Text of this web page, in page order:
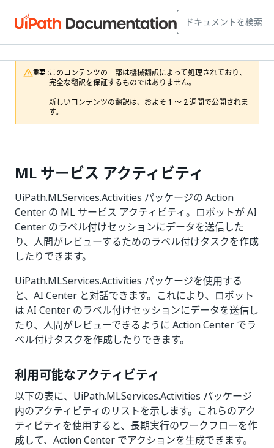
重要 :このコンテンツの一部は機械翻訳によって処理されており、
完全な翻訳を保証するものではありません。
新しいコンテンツの翻訳は、およそ 1 ～ 2 週間で公開されま
す。
ML サービス アクティビティ
UiPath.MLServices.Activities パッケージの Action
Center の ML サービス アクティビティ。ロボットが AI
Center のラベル付けセッションにデータを送信した
り、人間がレビューするためのラベル付けタスクを作成
したりできます。
UiPath.MLServices.Activities パッケージを使用する
と、AI Center と対話できます。これにより、ロボット
は AI Center のラベル付けセッションにデータを送信し
たり、人間がレビューできるように Action Center でラ
ベル付けタスクを作成したりできます。
利用可能なアクティビティ
以下の表に、UiPath.MLServices.Activities パッケージ
内のアクティビティのリストを示します。これらのアク
ティビティを使用すると、長期実行のワークフローを作
成して、Action Center でアクションを生成できます。